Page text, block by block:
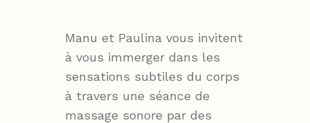
Manu et Paulina vous invitent
à vous immerger dans les
sensations subtiles du corps
à travers une séance de
massage sonore par des